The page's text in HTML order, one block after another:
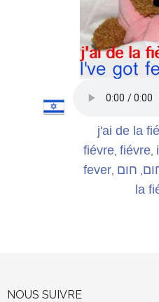
j'ai de la
fiévre, fiévre,
fever, חום
la
NOUS SUIVRE